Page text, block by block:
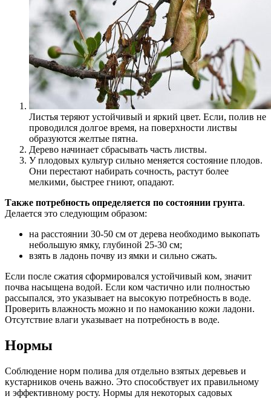
Листья теряют устойчивый и яркий цвет. Если, полив не
проводился долгое время, на поверхности листвы
образуются желтые пятна.
Дерево начинает сбрасывать часть листвы.
У плодовых культур сильно меняется состояние плодов.
Они перестают набирать сочность, растут более
мелкими, быстрее гниют, опадают.
Также потребность определяется по состоянии грунта.
Делается это следующим образом:
на расстоянии 30-50 см от дерева необходимо выкопать
небольшую ямку, глубиной 25-30 см;
взять в ладонь почву из ямки и сильно сжать.
Если после сжатия сформировался устойчивый ком, значит
почва насыщена водой. Если ком частично или полностью
рассыпался, это указывает на высокую потребность в воде.
Проверить влажность можно и по намоканию кожи ладони.
Отсутствие влаги указывает на потребность в воде.
Нормы
Соблюдение норм полива для отдельно взятых деревьев и
кустарников очень важно. Это способствует их правильному
и эффективному росту. Нормы для некоторых садовых